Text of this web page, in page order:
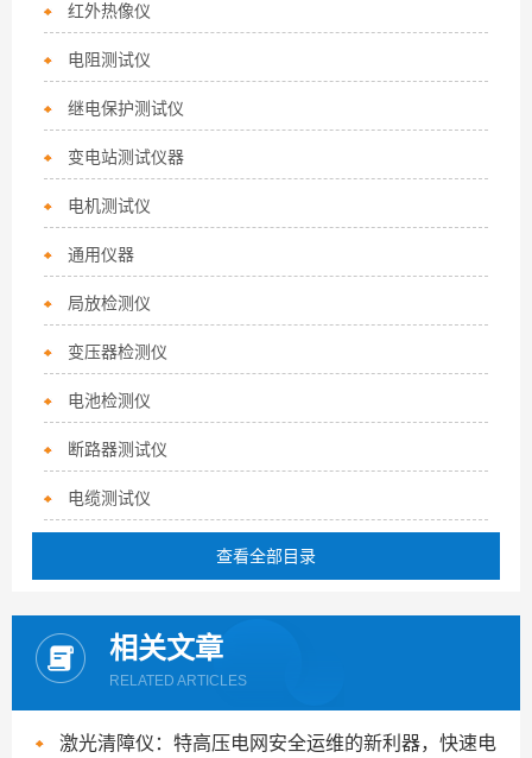
红外热像仪
电阻测试仪
继电保护测试仪
变电站测试仪器
电机测试仪
通用仪器
局放检测仪
变压器检测仪
电池检测仪
断路器测试仪
电缆测试仪
查看全部目录
相关文章
RELATED ARTICLES
激光清障仪：特高压电网安全运维的新利器，快速电